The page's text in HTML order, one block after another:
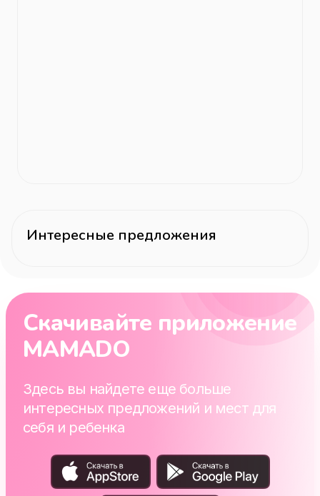
Интересные предложения
Скачивайте приложение
MAMADO
Здесь вы найдете еще больше
интересных предложений и мест для
себя и ребенка